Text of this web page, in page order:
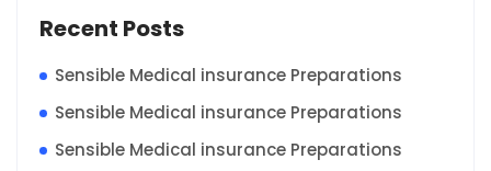
Recent Posts
Sensible Medical insurance Preparations
Sensible Medical insurance Preparations
Sensible Medical insurance Preparations